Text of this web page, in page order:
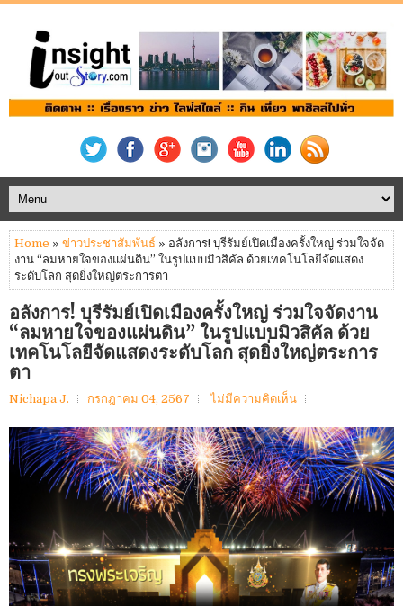
Home » ข่าวประชาสัมพันธ์ » อลังการ! บุรีรัมย์เปิดเมืองครั้งใหญ่ ร่วมใจจัด
งาน “ลมหายใจของแผ่นดิน” ในรูปแบบมิวสิคัล ด้วยเทคโนโลยีจัดแสดง
ระดับโลก สุดยิ่งใหญ่ตระการตา
อลังการ! บุรีรัมย์เปิดเมืองครั้งใหญ่ ร่วมใจจัดงาน
“ลมหายใจของแผ่นดิน” ในรูปแบบมิวสิคัล ด้วย
เทคโนโลยีจัดแสดงระดับโลก สุดยิ่งใหญ่ตระการ
ตา
Nichapa J. กรกฎาคม 04, 2567 ไม่มีความคิดเห็น